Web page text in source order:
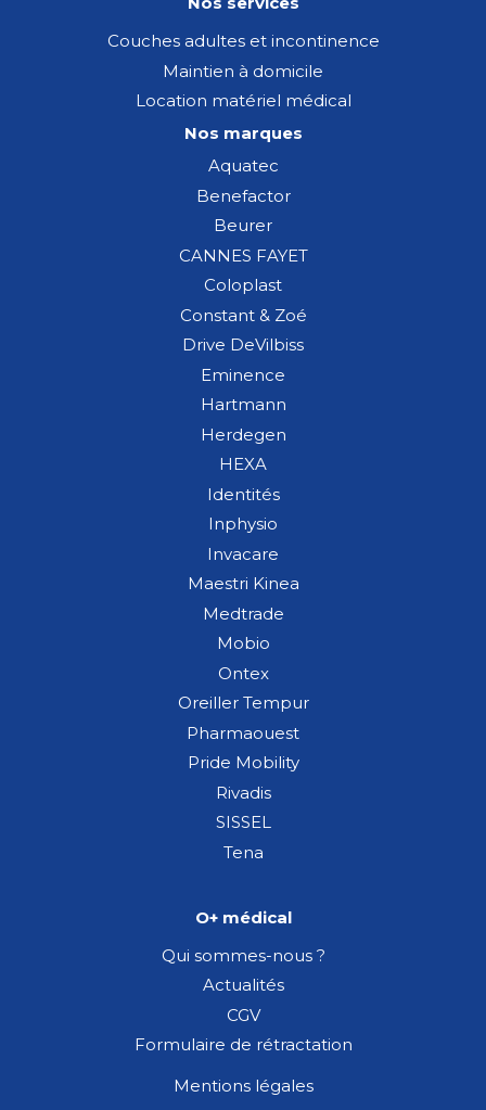
Couches adultes et incontinence
Maintien à domicile
Location matériel médical
Nos marques
Aquatec
Benefactor
Beurer
CANNES FAYET
Coloplast
Constant & Zoé
Drive DeVilbiss
Eminence
Hartmann
Herdegen
HEXA
Identités
Inphysio
Invacare
Maestri Kinea
Medtrade
Mobio
Ontex
Oreiller Tempur
Pharmaouest
Pride Mobility
Rivadis
SISSEL
Tena
O+ médical
Qui sommes-nous ?
Actualités
CGV
Formulaire de rétractation
Mentions légales